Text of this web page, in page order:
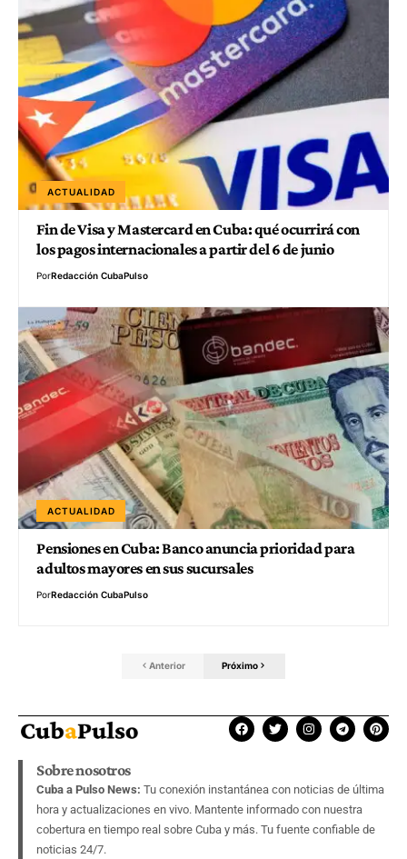
ACTUALIDAD
Fin de Visa y Mastercard en Cuba: qué ocurrirá con
los pagos internacionales a partir del 6 de junio
PorRedacción CubaPulso
ACTUALIDAD
Pensiones en Cuba: Banco anuncia prioridad para
adultos mayores en sus sucursales
PorRedacción CubaPulso
Anterior Próximo
Sobre nosotros
Cuba a Pulso News: Tu conexión instantánea con noticias de última
hora y actualizaciones en vivo. Mantente informado con nuestra
cobertura en tiempo real sobre Cuba y más. Tu fuente confiable de
noticias 24/7.